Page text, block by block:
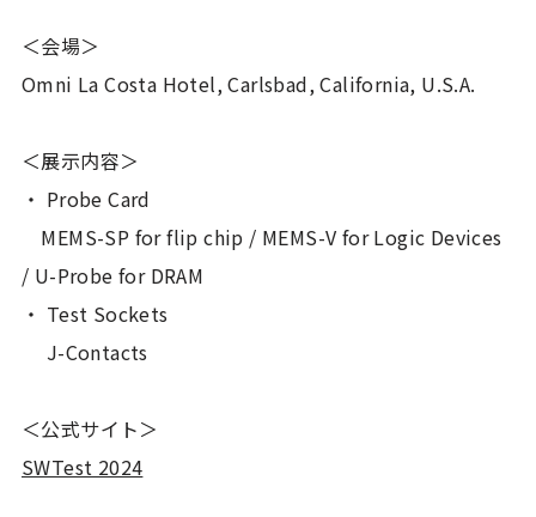
＜会場＞
Omni La Costa Hotel, Carlsbad, California, U.S.A.
＜展示内容＞
・ Probe Card
MEMS-SP for flip chip / MEMS-V for Logic Devices
/ U-Probe for DRAM
・ Test Sockets
J-Contacts
＜公式サイト＞
SWTest 2024